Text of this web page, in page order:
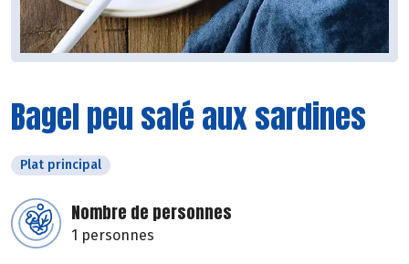
Bagel peu salé aux sardines
Plat principal
Nombre de personnes
1 personnes